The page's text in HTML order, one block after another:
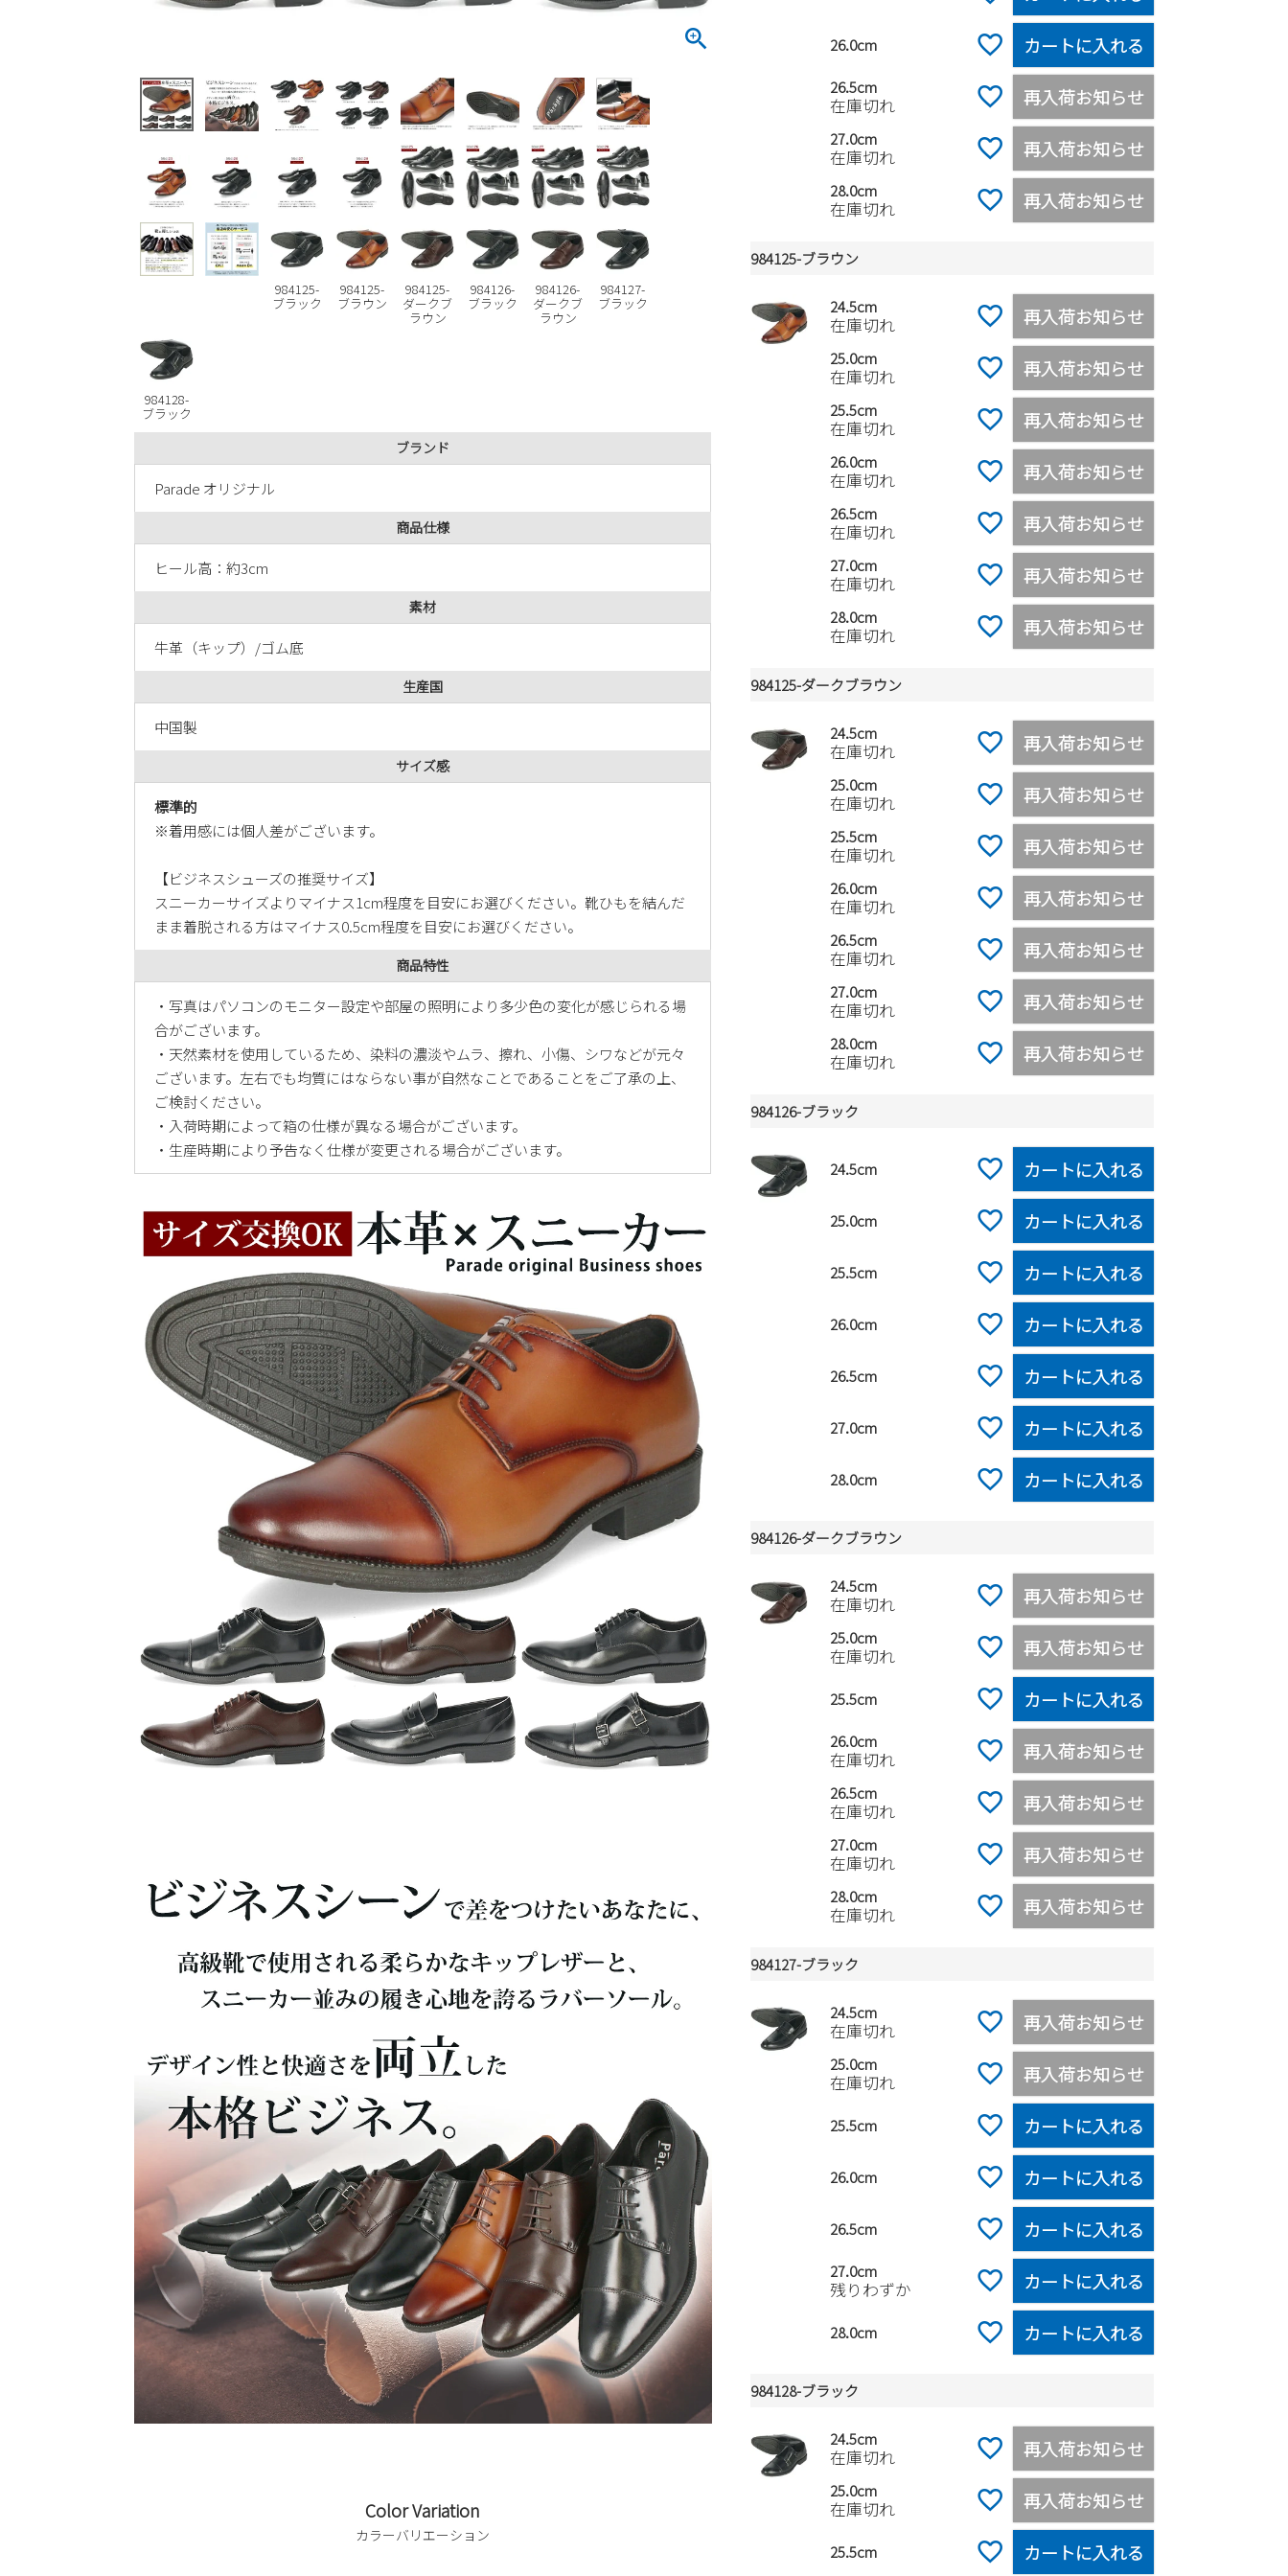
984125-
ブラック
984125-
ブラウン
984125-
ダークブ
ラウン
984126-
ブラック
984126-
ダークブ
ラウン
984127-
ブラック
984128-
ブラック
ブランド
Parade オリジナル
商品仕様
ヒール高：約3cm
素材
牛革（キップ）/ゴム底
生産国
中国製
サイズ感
標準的
※着用感には個人差がございます。
【ビジネスシューズの推奨サイズ】
スニーカーサイズよりマイナス1cm程度を目安にお選びください。靴ひもを結んだ
まま着脱される方はマイナス0.5cm程度を目安にお選びください。
商品特性
・写真はパソコンのモニター設定や部屋の照明により多少色の変化が感じられる場
合がございます。
・天然素材を使用しているため、染料の濃淡やムラ、擦れ、小傷、シワなどが元々
ございます。左右でも均質にはならない事が自然なことであることをご了承の上、
ご検討ください。
・入荷時期によって箱の仕様が異なる場合がございます。
・生産時期により予告なく仕様が変更される場合がございます。
Color Variation
カラーバリエーション
26.0cm カートに入れる
26.5cm
在庫切れ 再入荷お知らせ
27.0cm
在庫切れ 再入荷お知らせ
28.0cm
在庫切れ 再入荷お知らせ
984125-ブラウン
24.5cm
在庫切れ 再入荷お知らせ
25.0cm
在庫切れ 再入荷お知らせ
25.5cm
在庫切れ 再入荷お知らせ
26.0cm
在庫切れ 再入荷お知らせ
26.5cm
在庫切れ 再入荷お知らせ
27.0cm
在庫切れ 再入荷お知らせ
28.0cm
在庫切れ 再入荷お知らせ
984125-ダークブラウン
24.5cm
在庫切れ 再入荷お知らせ
25.0cm
在庫切れ 再入荷お知らせ
25.5cm
在庫切れ 再入荷お知らせ
26.0cm
在庫切れ 再入荷お知らせ
26.5cm
在庫切れ 再入荷お知らせ
27.0cm
在庫切れ 再入荷お知らせ
28.0cm
在庫切れ 再入荷お知らせ
984126-ブラック
24.5cm カートに入れる
25.0cm カートに入れる
25.5cm カートに入れる
26.0cm カートに入れる
26.5cm カートに入れる
27.0cm カートに入れる
28.0cm カートに入れる
984126-ダークブラウン
24.5cm
在庫切れ 再入荷お知らせ
25.0cm
在庫切れ 再入荷お知らせ
25.5cm カートに入れる
26.0cm
在庫切れ 再入荷お知らせ
26.5cm
在庫切れ 再入荷お知らせ
27.0cm
在庫切れ 再入荷お知らせ
28.0cm
在庫切れ 再入荷お知らせ
984127-ブラック
24.5cm
在庫切れ 再入荷お知らせ
25.0cm
在庫切れ 再入荷お知らせ
25.5cm カートに入れる
26.0cm カートに入れる
26.5cm カートに入れる
27.0cm
残りわずか カートに入れる
28.0cm カートに入れる
984128-ブラック
24.5cm
在庫切れ 再入荷お知らせ
25.0cm
在庫切れ 再入荷お知らせ
25.5cm カートに入れる